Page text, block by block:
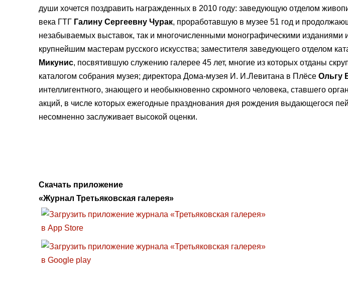
души хочется поздравить награжденных в 2010 году: заведующую отделом
века ГТГ Галину Сергеевну Чурак, проработавшую в музее 51 год и
незабываемых выставок, так и многочисленными монографическими
крупнейшим мастерам русского искусства; заместителя заведующего отделом
Микунис, посвятившую служению галерее 45 лет, многие из которых отданы
каталогом собрания музея; директора Дома-музея И. И.Левитана в Плёсе Ольгу
интеллигентного, знающего и необыкновенно скромного человека, ставшего
акций, в числе которых ежегодные празднования дня рождения выдающегося
несомненно заслуживает высокой оценки.
Скачать приложение
«Журнал Третьяковская галерея»